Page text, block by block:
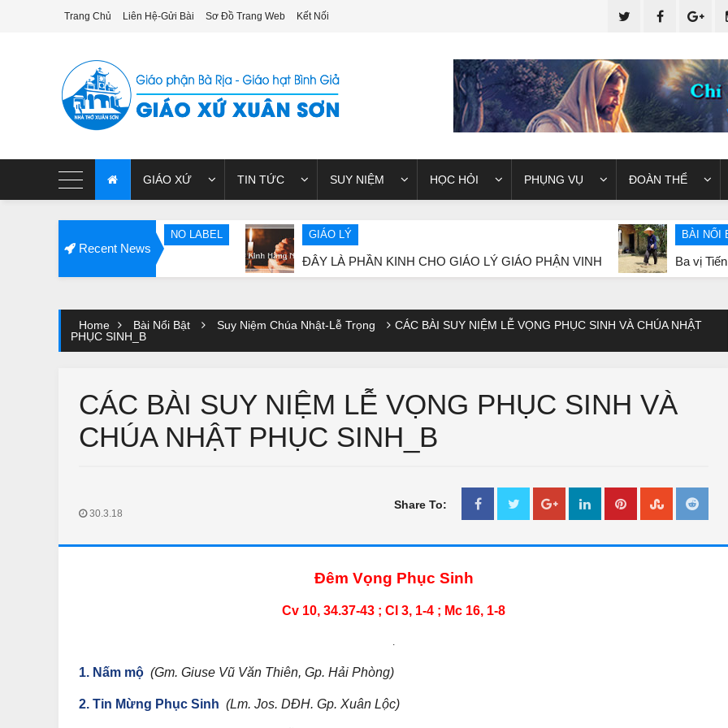
Trang Chủ Liên Hệ-Gửi Bài Sơ Đồ Trang Web Kết Nối
Vào quán bún đậu tìm vợ
Unknown
Bắc kim thang sẽ bị cấm ?
Jan 11 2018 IN LONG AN
GIÁO XỨ TIN TỨC SUY NIỆM HỌC HỎI PHỤNG VỤ ĐOÀN THỂ
Recent News
GIÁO LÝ
ĐÂY LÀ PHẦN KINH CHO GIÁO LÝ GIÁO PHẬN VINH
BÀI NỔI BẬT
Ba vị Tiến sĩ “lặng
Home Bài Nổi Bật Suy Niệm Chúa Nhật-Lễ Trọng
CÁC BÀI SUY NIỆM LỄ VỌNG PHỤC SINH VÀ CHÚA NHẬT
PHỤC SINH_B
CÁC BÀI SUY NIỆM LỄ VỌNG PHỤC SINH VÀ
CHÚA NHẬT PHỤC SINH_B
30.3.18
Share To:
Đêm Vọng Phục Sinh
Cv 10, 34.37-43 ; Cl 3, 1-4 ; Mc 16, 1-8
.
1. Nấm mộ (Gm. Giuse Vũ Văn Thiên, Gp. Hải Phòng)
2. Tin Mừng Phục Sinh (Lm. Jos. DĐH. Gp. Xuân Lộc)